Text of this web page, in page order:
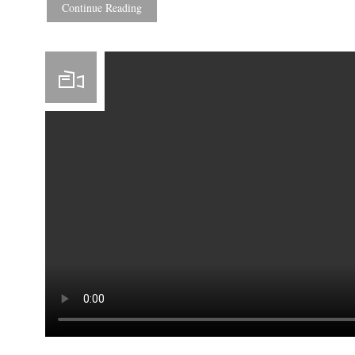
Continue Reading